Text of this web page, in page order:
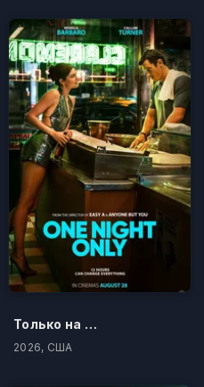
Только на одну ночь
2026, США